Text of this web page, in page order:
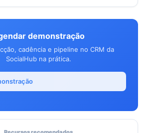
demonstração
cadência e pipeline no CRM da
SocialHub na prática.